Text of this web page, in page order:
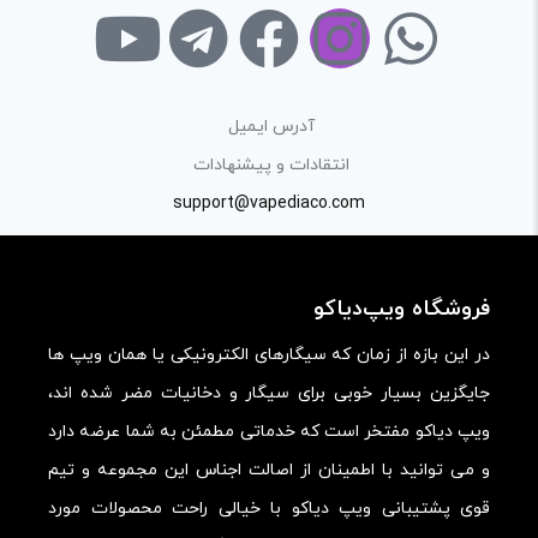
با توجه به ساختار بخش نظرات، از پرسیدن سوال یا درخواست
راهنمایی در این بخش خودداری کرده و سوالات خود را در بخش
آدرس ایمیل
انتقادات و پیشنهادات
support@vapediaco.com
فروشگاه ویپ‌دیاکو
در این بازه از زمان که سیگارهای الکترونیکی یا همان ویپ ها
جایگزین بسیار خوبی برای سیگار و دخانیات مضر شده اند،
ویپ دیاکو مفتخر است که خدماتی مطمئن به شما عرضه دارد
و می توانید با اطمینان از اصالت اجناس این مجموعه و تیم
قوی پشتیبانی ویپ دیاکو با خیالی راحت محصولات مورد